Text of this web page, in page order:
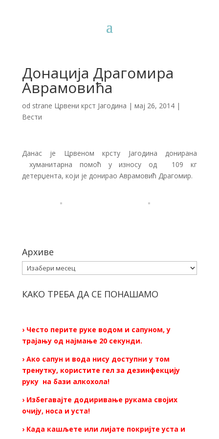
Донација Драгомира
Аврамовића
od strane Црвени крст Јагодина | мај 26, 2014|
Вести
Данас је Црвеном крсту Јагодина донирана
хуманитарна помоћ у износу од 109 кг
детерџента, који је донирао Аврамовић Драгомир.
Архиве
Архиве
КАКО ТРЕБА ДА СЕ ПОНАШАМО
› Често перите руке водом и сапуном, у
трајању од најмање 20 секунди.
› Ако сапун и вода нису доступни у том
тренутку, користите гел за дезинфекцију
руку на бази алкохола!
› Избегавајте додиривање рукама својих
очију, носа и уста!
› Када кашљете или лијате покријте уста и